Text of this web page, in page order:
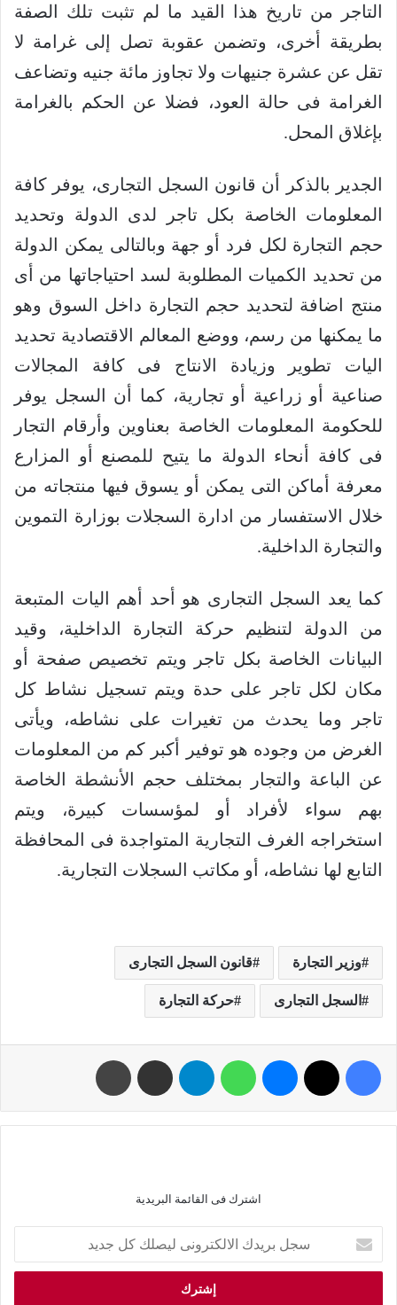
التاجر من تاريخ هذا القيد ما لم تثبت تلك الصفة
بطريقة أخرى، وتضمن عقوبة تصل إلى غرامة لا
تقل عن عشرة جنيهات ولا تجاوز مائة جنيه وتضاعف
الغرامة فى حالة العود، فضلا عن الحكم بالغرامة
بإغلاق المحل.
الجدير بالذكر أن قانون السجل التجارى، يوفر كافة
المعلومات الخاصة بكل تاجر لدى الدولة وتحديد
حجم التجارة لكل فرد أو جهة وبالتالى يمكن الدولة
من تحديد الكميات المطلوبة لسد احتياجاتها من أى
منتج اضافة لتحديد حجم التجارة داخل السوق وهو
ما يمكنها من رسم، ووضع المعالم الاقتصادية تحديد
اليات تطوير وزيادة الانتاج فى كافة المجالات
صناعية أو زراعية أو تجارية، كما أن السجل يوفر
للحكومة المعلومات الخاصة بعناوين وأرقام التجار
فى كافة أنحاء الدولة ما يتيح للمصنع أو المزارع
معرفة أماكن التى يمكن أو يسوق فيها منتجاته من
خلال الاستفسار من ادارة السجلات بوزارة التموين
والتجارة الداخلية.
كما يعد السجل التجارى هو أحد أهم اليات المتبعة
من الدولة لتنظيم حركة التجارة الداخلية، وقيد
البيانات الخاصة بكل تاجر ويتم تخصيص صفحة أو
مكان لكل تاجر على حدة ويتم تسجيل نشاط كل
تاجر وما يحدث من تغيرات على نشاطه، ويأتى
الغرض من وجوده هو توفير أكبر كم من المعلومات
عن الباعة والتجار بمختلف حجم الأنشطة الخاصة
بهم سواء لأفراد أو لمؤسسات كبيرة، ويتم
استخراجه الغرف التجارية المتواجدة فى المحافظة
التابع لها نشاطه، أو مكاتب السجلات التجارية.
وزير التجارة قانون السجل التجارى
السجل التجارى حركة التجارة
اشترك فى القائمة البريدية